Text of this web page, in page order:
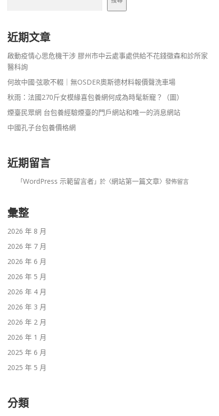
近期文章
啟動疫情心思危機干涉 膠州市中云處事處供給不花錢徵森和診所家
醫科詢
何故中國·弦歌不輟｜無OSDER奧斯德材料報價聲洗車場
秋雨：法國270斤女模緣喜包養網何成為時髦新寵？（圖）
煙臺民眾網 台包養經驗煙臺的門戶網站和唯一的消息網站
中國孔子台包養價格網
近期留言
「WordPress 示範留言者」於〈網站第一篇文章〉發佈留言
彙整
2026 年 8 月
2026 年 7 月
2026 年 6 月
2026 年 5 月
2026 年 4 月
2026 年 3 月
2026 年 2 月
2026 年 1 月
2025 年 6 月
2025 年 5 月
分類